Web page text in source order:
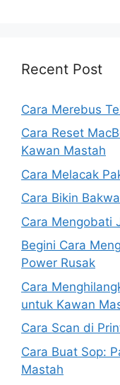
Recent Post
Cara Merebus
Cara Reset
Kawan Mastah
Cara Melacak
Cara Bikin
Cara Mengobati
Begini Cara
Power Rusak
Cara
untuk Kawan
Cara Scan di
Cara Buat Sop:
Mastah